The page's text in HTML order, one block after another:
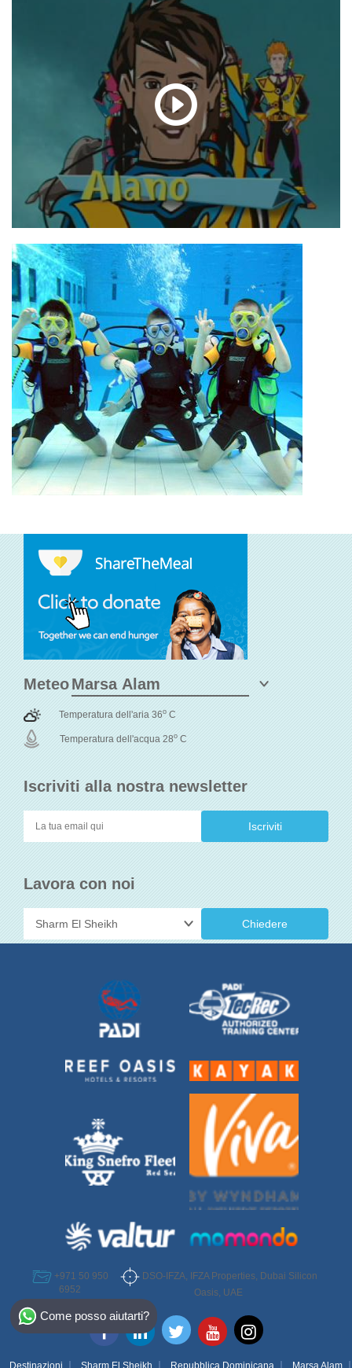
Iscriviti alla nostra newsletter
Lavora con noi
Chiedere
Meteo
Temperatura dell'aria 36o C
Temperatura dell'acqua 28o C
+971 50 950
6952
DSO-IFZA, IFZA Properties, Dubai Silicon
Oasis, UAE
Destinazioni Sharm El Sheikh Repubblica Dominicana Marsa Alam
Come posso aiutarti?
Select Destination
Egypt
Bahamas